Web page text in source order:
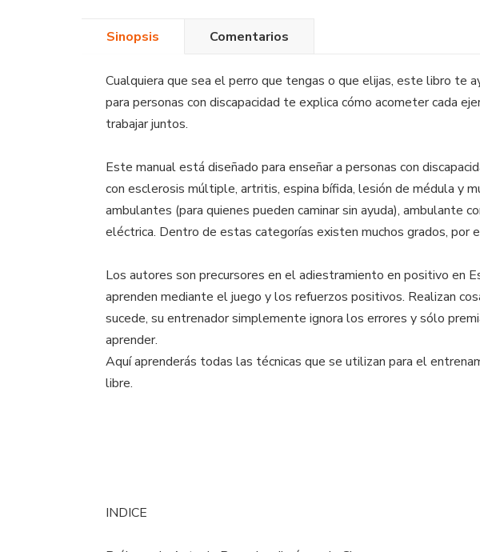
Sinopsis Comentarios
Cualquiera que sea el perro que tengas o que elijas, este libro te
para personas con discapacidad te explica cómo acometer cada
trabajar juntos.
Este manual está diseñado para enseñar a personas con
con esclerosis múltiple, artritis, espina bífida, lesión de médula y
ambulantes (para quienes pueden caminar sin ayuda), ambulante
eléctrica. Dentro de estas categorías existen muchos grados,
Los autores son precursores en el adiestramiento en positivo en
aprenden mediante el juego y los refuerzos positivos. Realizan
sucede, su entrenador simplemente ignora los errores y sólo
aprender.
Aquí aprenderás todas las técnicas que se utilizan para el
libre.
INDICE